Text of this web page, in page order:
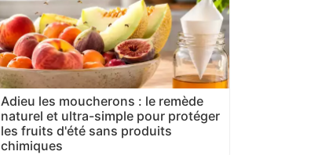
Adieu les moucherons : le remède
naturel et ultra-simple pour protéger
les fruits d'été sans produits
chimiques